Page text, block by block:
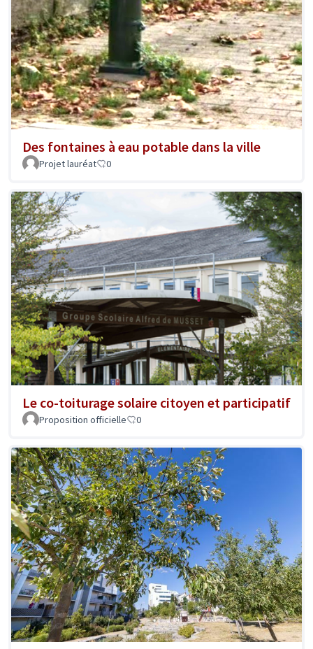
Des fontaines à eau potable dans la ville
Projet lauréat 0
Le co-toiturage solaire citoyen et participatif
Proposition officielle 0